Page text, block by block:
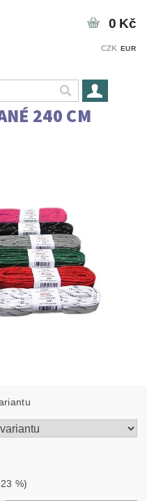
CZK EUR
0 Kč
240 CM
%)